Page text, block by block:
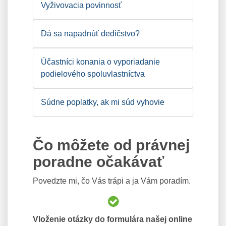
Vyživovacia povinnosť
Dá sa napadnúť dedičstvo?
Účastníci konania o vyporiadanie
podielového spoluvlastníctva
Súdne poplatky, ak mi súd vyhovie
Čo môžete od právnej
poradne očakávať
Povedzte mi, čo Vás trápi a ja Vám poradím.
Vloženie otázky do formulára našej online